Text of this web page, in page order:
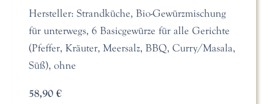
Hersteller: Strandküche, Bio-Gewürzmischung
für unterwegs, 6 Basicgewürze für alle Gerichte
(Pfeffer, Kräuter, Meersalz, BBQ, Curry/Masala,
Süß), ohne
58,90 €